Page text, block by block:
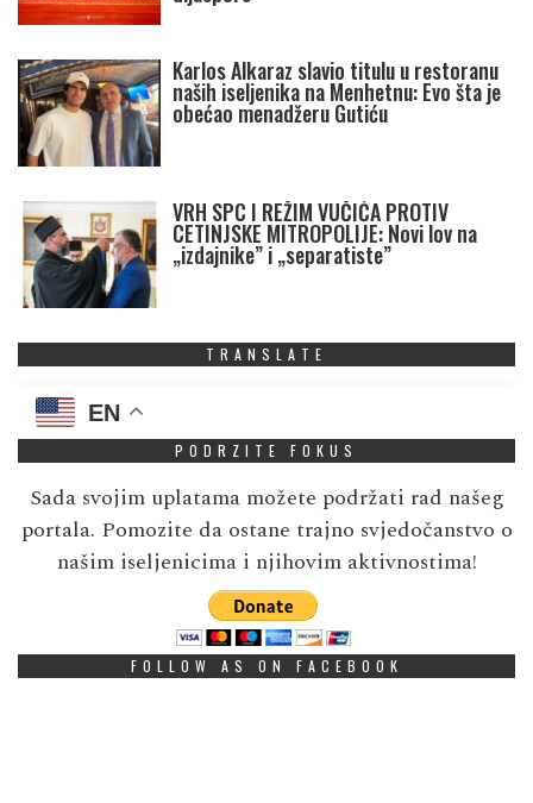
Karlos Alkaraz slavio titulu u restoranu
naših iseljenika na Menhetnu: Evo šta je
obećao menadžeru Gutiću
VRH SPC I REŽIM VUČIĆA PROTIV
CETINJSKE MITROPOLIJE: Novi lov na
„izdajnike” i „separatiste”
TRANSLATE
EN
PODRZITE FOKUS
Sada svojim uplatama možete podržati rad našeg
portala. Pomozite da ostane trajno svjedočanstvo o
našim iseljenicima i njihovim aktivnostima!
FOLLOW AS ON FACEBOOK